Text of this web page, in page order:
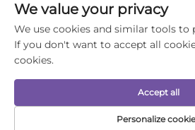
+86-13037647878
[email protected]
© 2025 Иньпэнь Юньли товаров
Ltd. Все права защищены. Политика
We value your privacy
We use cookies and similar tools to
If you don't want to accept all
cookies.
Personalize
Accept all